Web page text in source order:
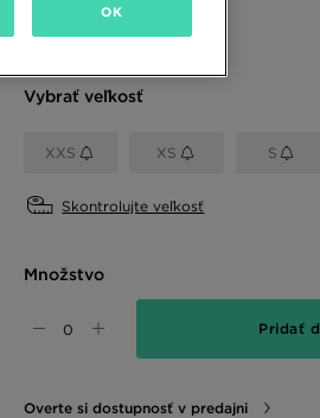
Dostupné farby
Fialová
Vybrať veľkosť
XXS XS S
Skontrolujte veľkosť
Množstvo
Pridať
Overte si dostupnosť v predajni
OK